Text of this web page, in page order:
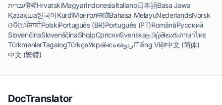
עבריתहिन्दीHrvatskiMagyarIndonesiaItaliano日本語Basa Jawa
Қазақша한국어KurdîМонголमराठीBahasa MelayuNederlandsNorsk
ଓଡିଆਪੰਜਾਬੀPolskiPortuguês (BR)Português (PT)RomânăРусский
SlovenčinaSlovenščinaShqipСрпскиSvenskaதமிழ்తెలుగుภาษาไทย
TürkmenlerTagalogTürkçeУкраїнськаاردوTiếng Việt中文 (简体)
中文 (繁體)
DocTranslator